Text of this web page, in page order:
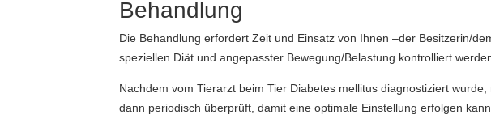
Behandlung
Die Behandlung erfordert Zeit und Einsatz von Ihnen –der Besitzerin/
speziellen Diät und angepasster Bewegung/Belastung kontrolliert
Nachdem vom Tierarzt beim Tier Diabetes mellitus diagnostiziert
dann periodisch überprüft, damit eine optimale Einstellung erfolgen kann.